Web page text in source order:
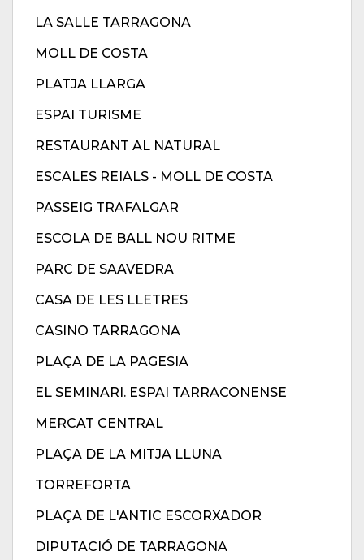
LA SALLE TARRAGONA
MOLL DE COSTA
PLATJA LLARGA
ESPAI TURISME
RESTAURANT AL NATURAL
ESCALES REIALS - MOLL DE COSTA
PASSEIG TRAFALGAR
ESCOLA DE BALL NOU RITME
PARC DE SAAVEDRA
CASA DE LES LLETRES
CASINO TARRAGONA
PLAÇA DE LA PAGESIA
EL SEMINARI. ESPAI TARRACONENSE
MERCAT CENTRAL
PLAÇA DE LA MITJA LLUNA
TORREFORTA
PLAÇA DE L'ANTIC ESCORXADOR
DIPUTACIÓ DE TARRAGONA